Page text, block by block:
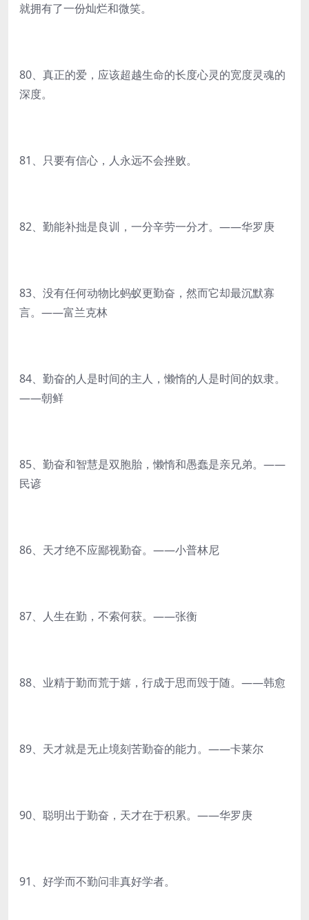
就拥有了一份灿烂和微笑。
80、真正的爱，应该超越生命的长度心灵的宽度灵魂的
深度。
81、只要有信心，人永远不会挫败。
82、勤能补拙是良训，一分辛劳一分才。——华罗庚
83、没有任何动物比蚂蚁更勤奋，然而它却最沉默寡
言。——富兰克林
84、勤奋的人是时间的主人，懒惰的人是时间的奴隶。
——朝鲜
85、勤奋和智慧是双胞胎，懒惰和愚蠢是亲兄弟。——
民谚
86、天才绝不应鄙视勤奋。——小普林尼
87、人生在勤，不索何获。——张衡
88、业精于勤而荒于嬉，行成于思而毁于随。——韩愈
89、天才就是无止境刻苦勤奋的能力。——卡莱尔
90、聪明出于勤奋，天才在于积累。——华罗庚
91、好学而不勤问非真好学者。